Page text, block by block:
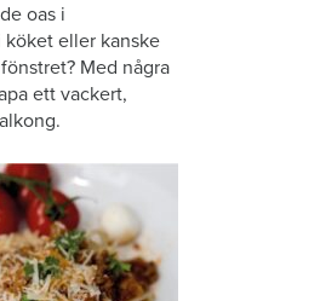
oas i
köket eller kanske
Med några
ett vackert,